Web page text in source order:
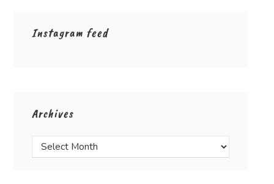
Instagram feed
Archives